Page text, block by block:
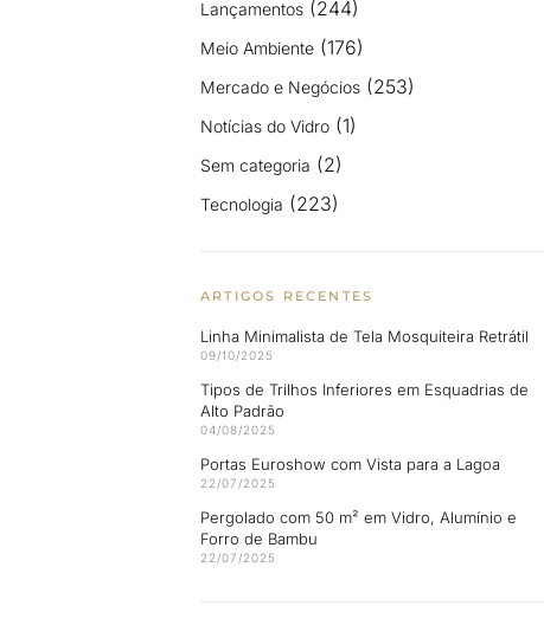
Lançamentos (244)
Meio Ambiente (176)
Mercado e Negócios (253)
Notícias do Vidro (1)
Sem categoria (2)
Tecnologia (223)
ARTIGOS RECENTES
Linha Minimalista de Tela Mosquiteira Retrátil
09/10/2025
Tipos de Trilhos Inferiores em Esquadrias de
Alto Padrão
04/08/2025
Portas Euroshow com Vista para a Lagoa
22/07/2025
Pergolado com 50 m² em Vidro, Alumínio e
Forro de Bambu
22/07/2025